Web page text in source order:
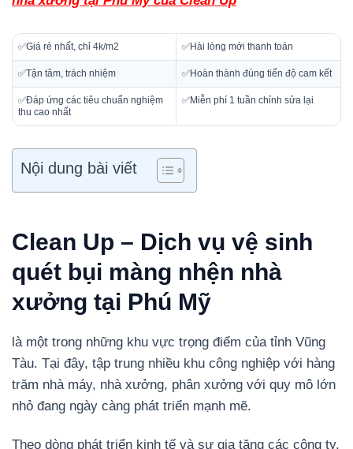
✅Giá rẻ nhất, chỉ 4k/m2 ✅Hài lòng mới thanh toán
✅Tận tâm, trách nhiệm ✅Hoàn thành đúng tiến độ cam kết
✅Đáp ứng các tiêu chuẩn nghiệm
thu cao nhất
✅Miễn phí 1 tuần chỉnh sửa lại
Nội dung bài viết
Clean Up – Dịch vụ vệ sinh
quét bụi màng nhện nhà
xưởng tại Phú Mỹ
là một trong những khu vực trọng điểm của tỉnh Vũng
Tàu. Tại đây, tập trung nhiều khu công nghiệp với hàng
trăm nhà máy, nhà xưởng, phân xưởng với quy mô lớn
nhỏ đang ngày càng phát triển mạnh mẽ.
Theo dòng phát triển kinh tế và sự gia tăng các công ty,